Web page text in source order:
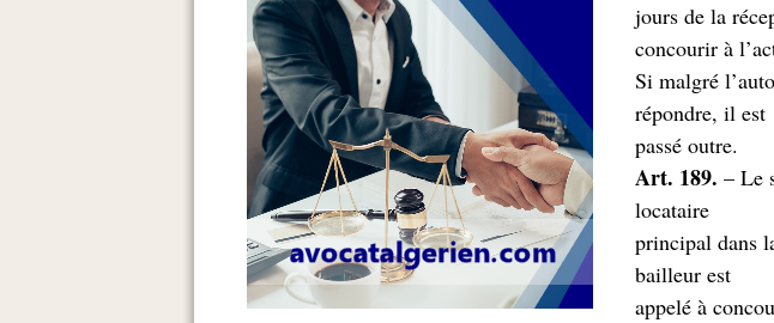
.jours de la
concourir à
Si malgré
répondre, il est
.passé outre
Art. 189. – Le
locataire
principal dans
bailleur est